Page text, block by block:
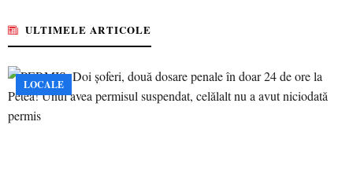
ULTIMELE ARTICOLE
LOCALE